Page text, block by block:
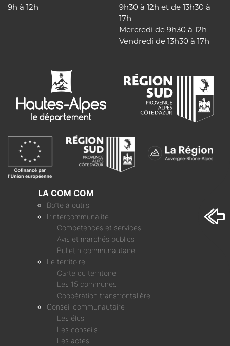
9h à 12h
9h30 à 12h et de 13h30 à
17h
Mercredi de 9h30 à 12h
Vendredi de 13h30 à 17h
LA COM COM
Boîte à outils
L’intercommunalité
Compétences et services
Avis et marchés publics
Bulletin communautaire
Le territoire
Carte du territoire
Les 15 communes
Coopération transfrontalière
Conseil communautaire
Les élus
Les conseils
Les actes